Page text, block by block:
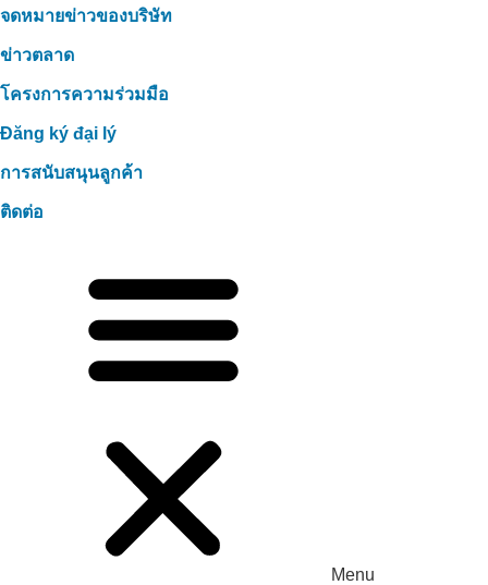
จดหมายข่าวของบริษัท
ข่าวตลาด
โครงการความร่วมมือ
Đăng ký đại lý
การสนับสนุนลูกค้า
ติดต่อ
Menu